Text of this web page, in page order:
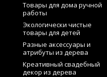
Товары для дома ручной
работы
Экологически чистые
товары для детей
Разные аксессуары и
атрибуты из дерева
Креативный свадебный
декор из дерева